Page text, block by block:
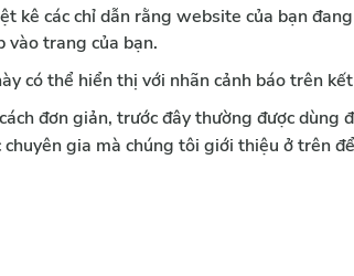
kê các chỉ dẫn rằng website của bạn
vào trang của bạn.
có thể hiển thị với nhãn cảnh báo trên
đơn giản, trước đây thường được dùng
chuyên gia mà chúng tôi giới thiệu ở trên